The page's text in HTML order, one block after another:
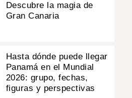
Descubre la magia de
Gran Canaria
Hasta dónde puede llegar
Panamá en el Mundial
2026: grupo, fechas,
figuras y perspectivas